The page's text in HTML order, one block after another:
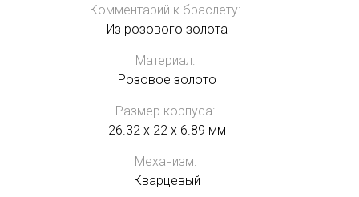
Комментарий к браслету:
Из розового золота
Материал:
Розовое золото
Размер корпуса:
26.32 x 22 x 6.89 мм
Механизм:
Кварцевый